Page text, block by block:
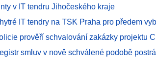
v IT tendru Jihočeského kraje
hytré IT tendry na TSK Praha pro předem
prověří schvalování zakázky projektu
egistr smluv v nově schválené podobě